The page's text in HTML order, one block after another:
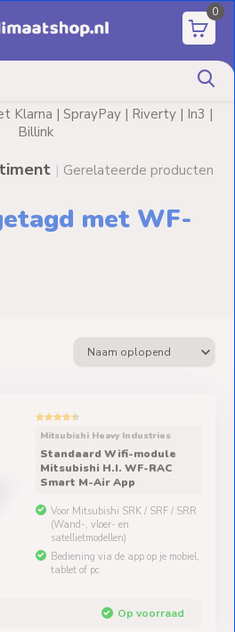
0
Klarna | SprayPay | Riverty | In3 |
Billink
| Gerelateerde producten
met WF-
Mitsubishi Heavy Industries
Standaard Wifi-module
Mitsubishi H.I. WF-RAC
Smart M-Air App
Voor Mitsubishi SRK / SRF / SRR
(Wand-, vloer- en
satellietmodellen)
Bediening via de app op je mobiel,
tablet of pc
Op voorraad